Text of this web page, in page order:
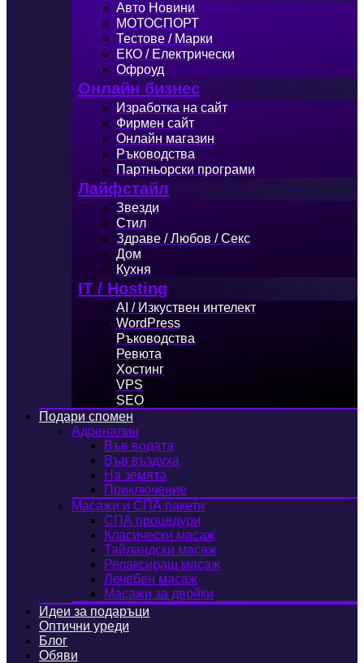
Авто Новини
МОТОСПОРТ
Тестове / Марки
ЕКО / Електрически
Офроуд
Онлайн бизнес
Изработка на сайт
Фирмен сайт
Онлайн магазин
Ръководства
Партньорски програми
Лайфстайл
Звезди
Стил
Здраве / Любов / Секс
Дом
Кухня
IT / Hosting
AI / Изкуствен интелект
WordPress
Ръководства
Ревюта
Хостинг
VPS
SEO
Подари спомен
Адреналин
Във водата
Във въздуха
На земята
Приключение
Масажи и СПА пакети
СПА процедури
Класически масаж
Тайландски масаж
Релаксиращ масаж
Лечебен масаж
Масажи за двойки
Идеи за подаръци
Оптични уреди
Блог
Обяви